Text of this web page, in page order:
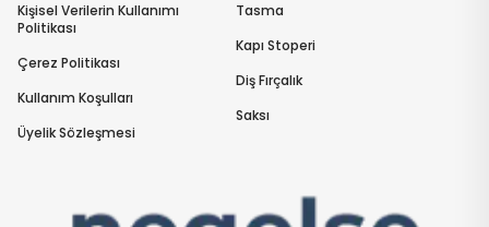
Kişisel Verilerin Kullanımı
Politikası
Çerez Politikası
Kullanım Koşulları
Üyelik Sözleşmesi
Tasma
Kapı Stoperi
Diş Fırçalık
Saksı